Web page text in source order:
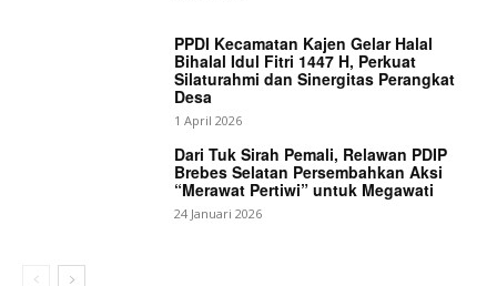
PPDI Kecamatan Kajen Gelar Halal
Bihalal Idul Fitri 1447 H, Perkuat
Silaturahmi dan Sinergitas Perangkat
Desa
1 April 2026
Dari Tuk Sirah Pemali, Relawan PDIP
Brebes Selatan Persembahkan Aksi
“Merawat Pertiwi” untuk Megawati
24 Januari 2026